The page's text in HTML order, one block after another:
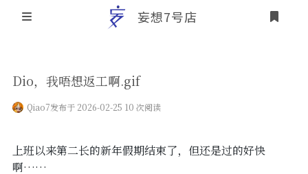
关于本站
妄想7号店
Dio，我唔想返工啊.gif
Qiao7发布于 2026-02-25 10 次阅读
上班以来第二长的新年假期结束了，但还是过的好快
啊……